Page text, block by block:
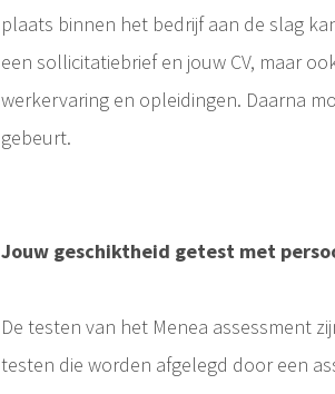
plaats binnen het bedrijf aan de slag
een sollicitatiebrief en jouw CV, maar
werkervaring en opleidingen. Daarna
gebeurt.
Jouw geschiktheid getest met
De testen van het Menea assessment
testen die worden afgelegd door een